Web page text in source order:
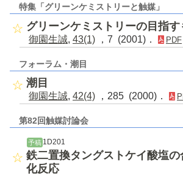
特集「グリーンケミストリーと触媒」
グリーンケミストリーの目指
御園生誠, 43(1) ，7 (2001)． PDF
フォーラム・潮目
潮目
御園生誠, 42(4) ，285 (2000)．
第82回触媒討論会
予稿 1D201
鉄二置換タングストケイ酸塩
化反応